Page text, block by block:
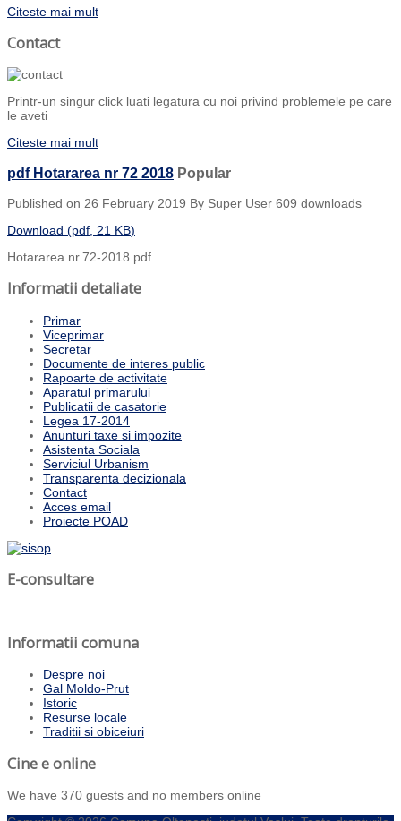
Citeste mai mult
Contact
Printr-un singur click luati legatura cu noi privind problemele pe care
le aveti
Citeste mai mult
pdf Hotararea nr 72 2018 Popular
Published on 26 February 2019 By Super User 609 downloads
Download (pdf, 21 KB)
Hotararea nr.72-2018.pdf
Informatii detaliate
Primar
Viceprimar
Secretar
Documente de interes public
Rapoarte de activitate
Aparatul primarului
Publicatii de casatorie
Legea 17-2014
Anunturi taxe si impozite
Asistenta Sociala
Serviciul Urbanism
Transparenta decizionala
Contact
Acces email
Proiecte POAD
E-consultare
Informatii comuna
Despre noi
Gal Moldo-Prut
Istoric
Resurse locale
Traditii si obiceiuri
Cine e online
We have 370 guests and no members online